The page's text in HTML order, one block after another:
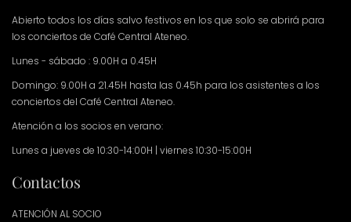
Abierto todos los días salvo festivos en los que solo se abrirá para
los conciertos de Café Central Ateneo.
Lunes - sábado : 9.00H a 0.45H
Domingo: 9.00H a 21.45H hasta las 0.45h para los asistentes a los
conciertos del Café Central Ateneo.
Atención a los socios en verano:
Lunes a jueves de 10:30-14:00H | viernes 10:30-15:00H
Contactos
ATENCIÓN AL SOCIO